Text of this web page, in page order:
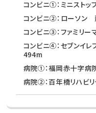
コンビニ①：ミニス
コンビニ②：ローソ
コンビニ③：ファミ
コンビニ④：セブンイ
494m
病院①：福岡赤十字
病院②：百年橋リハビ